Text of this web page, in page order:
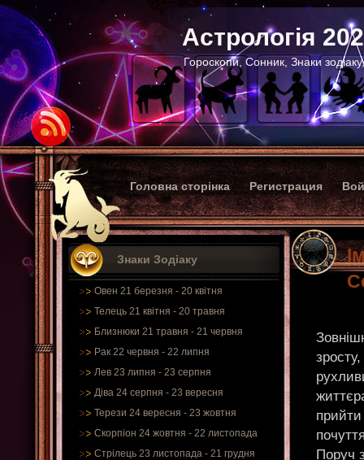
Астрологія
Гороскопи, Сонник, Знаки
Головна сторінка Регистрация
Знаки Зодіаку
Овен 21 березня - 20 квітня
Телець 21 квітня - 20 травня
Близнюки 21 травня - 21 червня
Рак 22 червня - 22 липня
Лев 23 липня - 23 серпня
Діва 24 серпня - 23 вересня
Терези 24 вересня - 23 жовтня
Скорпіон 24 жовтня - 22 листопада
Стрілець 23 листопада - 21 грудня
Поруч